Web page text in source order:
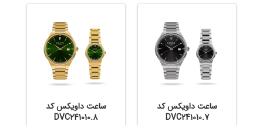
ساعت داویکس کد
DVC241010.7
ساعت داویکس کد
DVC241010.8